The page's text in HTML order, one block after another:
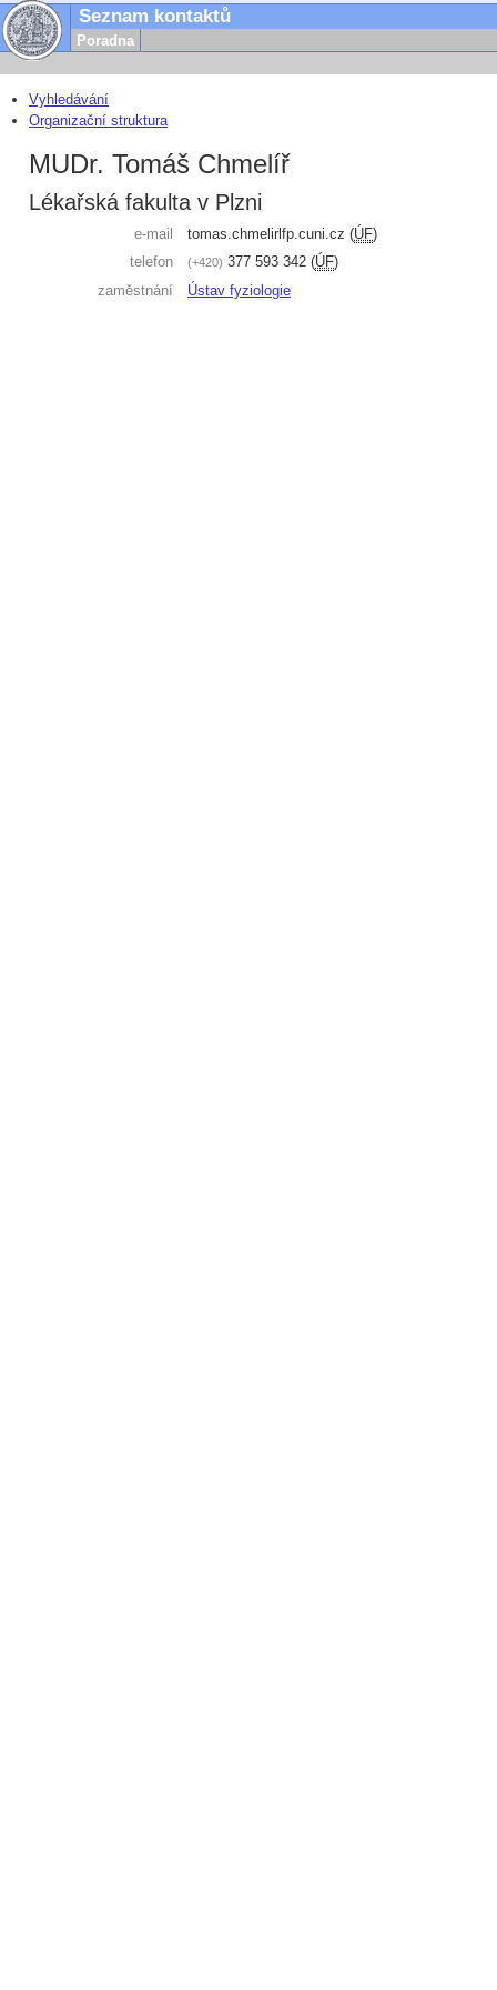
Seznam kontaktů
Poradna
Vyhledávání
Organizační struktura
MUDr. Tomáš Chmelíř
Lékařská fakulta v Plzni
e-mail tomas.chmelirlfp.cuni.cz (ÚF)
telefon
+420 377 593 342 (ÚF)
zaměstnání
Ústav fyziologie